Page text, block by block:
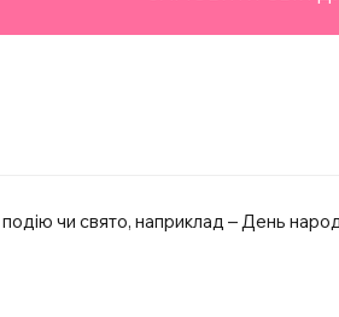
чи свято, наприклад – День